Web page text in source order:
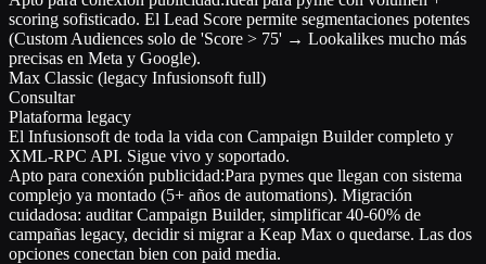
scoring sofisticado. El Lead Score permite segmentaciones potentes
(Custom Audiences solo de 'Score > 75' → Lookalikes mucho más
precisas en Meta y Google).
Max Classic (legacy Infusionsoft full)
Consultar
Plataforma legacy
El Infusionsoft de toda la vida con Campaign Builder completo y
XML-RPC API. Sigue vivo y soportado.
Apto para conexión publicidad:Para pymes que llegan con sistema
complejo ya montado (5+ años de automations). Migración
cuidadosa: auditar Campaign Builder, simplificar 40-60% de
campañas legacy, decidir si migrar a Keap Max o quedarse. Las dos
opciones conectan bien con paid media.